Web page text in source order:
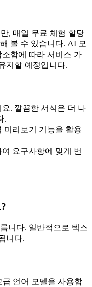
, 매일 무료 체험 할당
볼 수 있습니다. AI 모
함에 따라 서비스 가
지할 예정입니다.
. 깔끔한 서식은 더 나
.
미리보기 기능을 활용
요구사항에 맞게 번
니다. 일반적으로 텍스
니다.
언어 모델을 사용합